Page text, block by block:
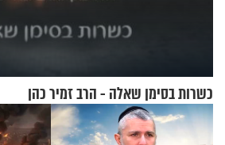
כשרות בסימן שאלה - הרב זמיר כהן